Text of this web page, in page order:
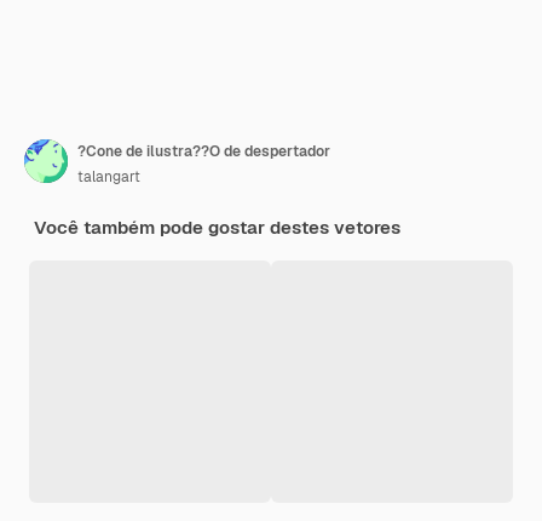
?Cone de ilustra??O de despertador
talangart
Você também pode gostar destes vetores